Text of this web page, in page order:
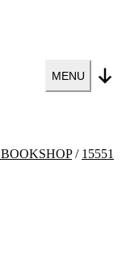
MENU
/ 15551